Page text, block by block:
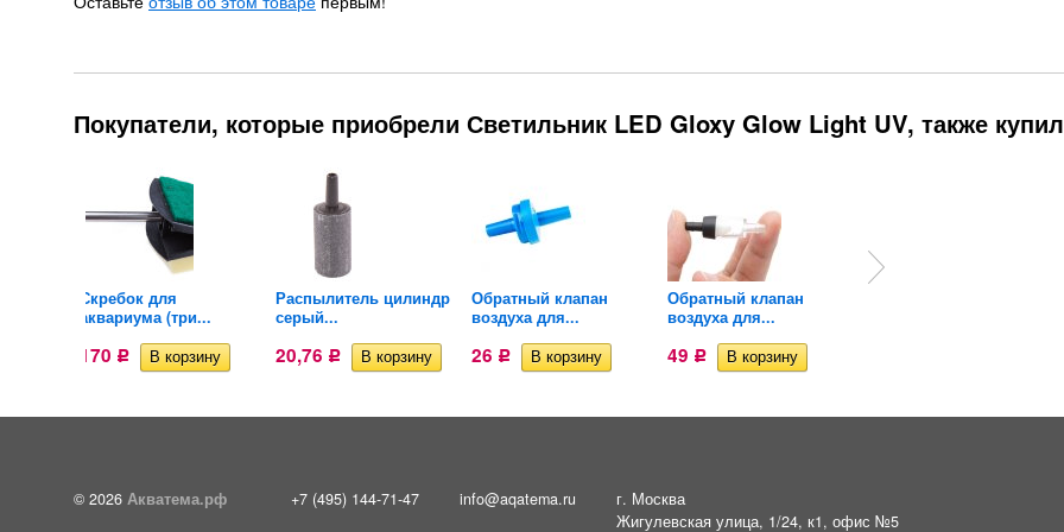
Покупатели, которые приобрели Светильник LED Gloxy Glow Light UV, также
Скребок для
аквариума (три...
170 Р
Распылитель цилиндр
серый...
20,76 Р
Обратный клапан
воздуха для...
26 Р
Обратный клапан
воздуха для...
49 Р
© 2026 Акватема.рф +7 (495) 144-71-47 info@aqatema.ru
г. Москва
Жигулевская улица, 1/24, к1, офис №5